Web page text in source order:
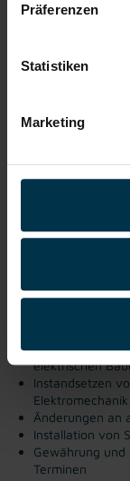
Präferenzen
Statistiken
Marketing
(m/w/d)
Vollzeit
Industrie /
Fehler-,
elektrischen
Instandsetzen
Änderungen an
Installation von
Gewährung
Terminen